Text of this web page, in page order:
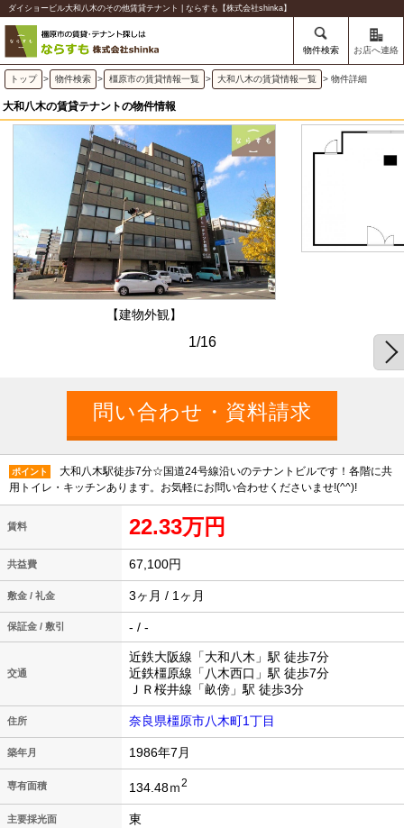
ダイショービル大和八木のその他賃貸テナント | ならすも【株式会社shinka】
物件検索 お店へ連絡
トップ > 物件検索 > 橿原市の賃貸情報一覧 > 大和八木の賃貸情報一覧 > 物件詳細
大和八木の賃貸テナントの物件情報
【建物外観】
1/16
ポイント
大和八木駅徒歩7分☆国道24号線沿いのテナントビルです！各階に共
用トイレ・キッチンあります。お気軽にお問い合わせくださいませ!(^^)!
賃料 22.33万円
共益費 67,100円
敷金 / 礼金 3ヶ月 / 1ヶ月
保証金 / 敷引 - / -
交通
近鉄大阪線「大和八木」駅 徒歩7分
近鉄橿原線「八木西口」駅 徒歩7分
ＪＲ桜井線「畝傍」駅 徒歩3分
住所 奈良県橿原市八木町1丁目
築年月 1986年7月
専有面積 134.48ｍ2
主要採光面 東